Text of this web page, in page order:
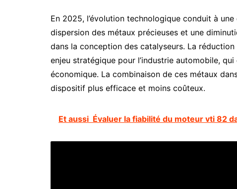
En 2025, l’évolution technologique conduit à
dispersion des métaux précieuses et une
dans la conception des catalyseurs. La
enjeu stratégique pour l’industrie automobile,
économique. La combinaison de ces métaux
dispositif plus efficace et moins coûteux.
Et aussi Évaluer la fiabilité du moteur vti 82